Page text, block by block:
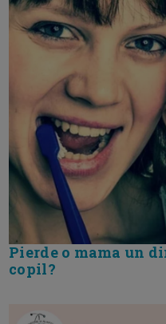
Pierde o mama un
copil?